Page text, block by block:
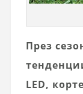
През
LED,